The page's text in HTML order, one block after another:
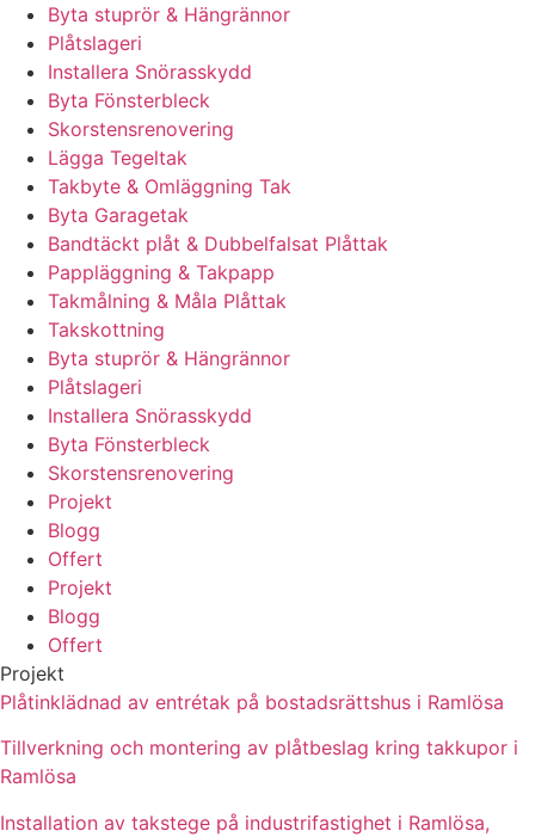
Byta stuprör & Hängrännor
Plåtslageri
Installera Snörasskydd
Byta Fönsterbleck
Skorstensrenovering
Lägga Tegeltak
Takbyte & Omläggning Tak
Byta Garagetak
Bandtäckt plåt & Dubbelfalsat Plåttak
Pappläggning & Takpapp
Takmålning & Måla Plåttak
Takskottning
Byta stuprör & Hängrännor
Plåtslageri
Installera Snörasskydd
Byta Fönsterbleck
Skorstensrenovering
Projekt
Blogg
Offert
Projekt
Blogg
Offert
Projekt
Plåtinklädnad av entrétak på bostadsrättshus i Ramlösa
Tillverkning och montering av plåtbeslag kring takkupor i
Ramlösa
Installation av takstege på industrifastighet i Ramlösa,